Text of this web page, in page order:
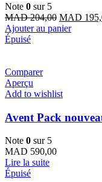
Note 0 sur 5
MAD204,00 Le
prix
MAD
Ajouter au panier
Épuisé
Comparer
Aperçu
Add to wishlist
Avent Pack
Note 0 sur 5
MAD 590,00
Lire la suite
Épuisé